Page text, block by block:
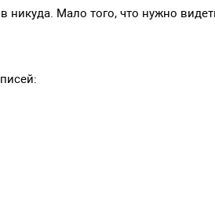
никуда. Мало того, что нужно